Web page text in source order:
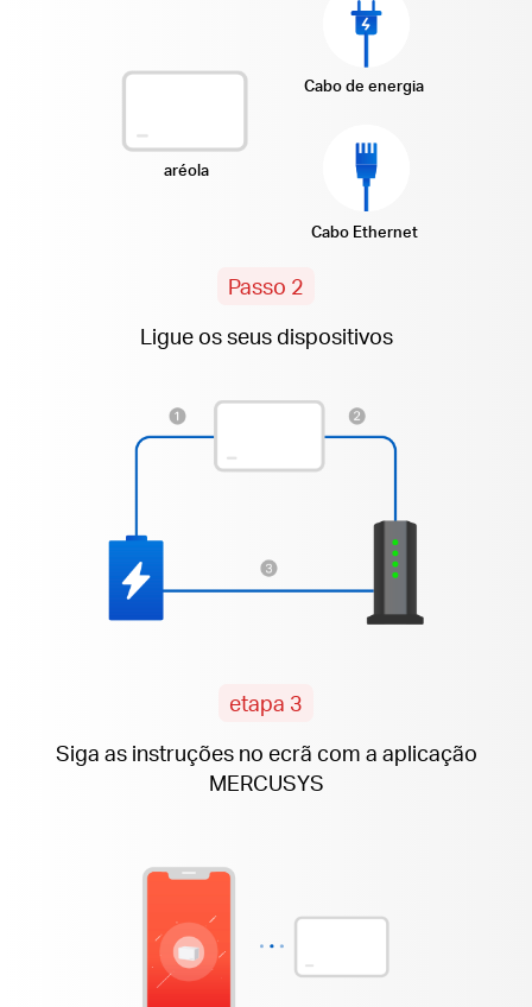
aréola
Cabo de energia
Cabo Ethernet
Passo 2
Ligue os seus dispositivos
etapa 3
Siga as instruções no ecrã com a aplicação
MERCUSYS